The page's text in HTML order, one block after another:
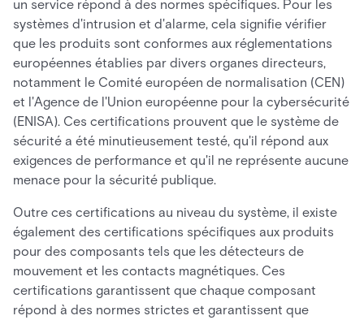
un service répond à des normes spécifiques. Pour les
systèmes d'intrusion et d'alarme, cela signifie vérifier
que les produits sont conformes aux réglementations
européennes établies par divers organes directeurs,
notamment le Comité européen de normalisation (CEN)
et l'Agence de l'Union européenne pour la cybersécurité
(ENISA). Ces certifications prouvent que le système de
sécurité a été minutieusement testé, qu'il répond aux
exigences de performance et qu'il ne représente aucune
menace pour la sécurité publique.
Outre ces certifications au niveau du système, il existe
également des certifications spécifiques aux produits
pour des composants tels que les détecteurs de
mouvement et les contacts magnétiques. Ces
certifications garantissent que chaque composant
répond à des normes strictes et garantissent que